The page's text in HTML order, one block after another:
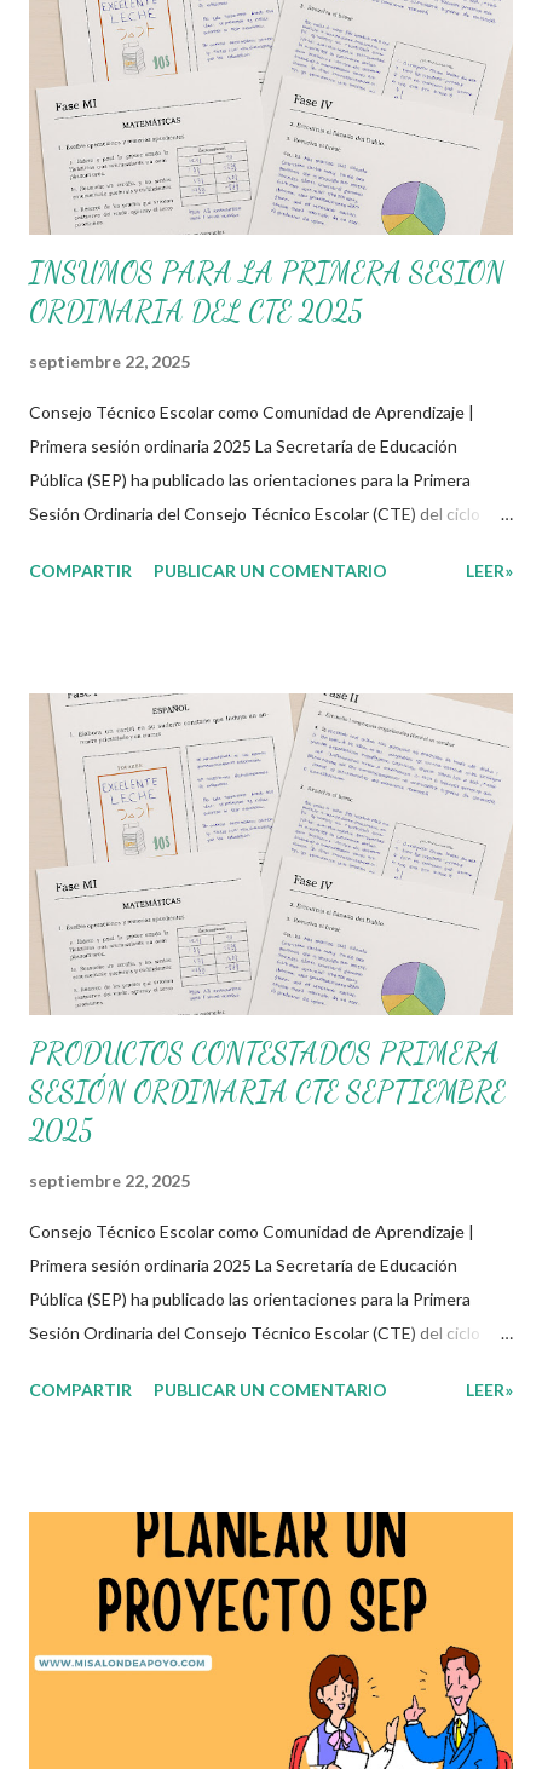
INSUMOS PARA LA PRIMERA SESION
ORDINARIA DEL CTE 2025
septiembre 22, 2025
Consejo Técnico Escolar como Comunidad de Aprendizaje |
Primera sesión ordinaria 2025 La Secretaría de Educación
Pública (SEP) ha publicado las orientaciones para la Primera
Sesión Ordinaria del Consejo Técnico Escolar (CTE) del ciclo
Comunidades de Aprendizaje activas, colaborativas y
Continua desde sus propios contextos escolares. 🎓 Principales
objetivos de esta sesión del CTE Analizar las características de
las Comunidades de Aprendizaje para identificar los rasgos
presentes en el colectivo escolar. Definir objetivos, metas y
acciones del Programa de Mejora Continua de la escuela.
Construir el itinerario del Consejo Técnico Escolar para el ciclo
2025-2026, con base en las necesidades reales de cada plantel.
✅ Material de tra...
COMPARTIR PUBLICAR UN COMENTARIO LEER»
PRODUCTOS CONTESTADOS PRIMERA
SESIÓN ORDINARIA CTE SEPTIEMBRE
2025
septiembre 22, 2025
Consejo Técnico Escolar como Comunidad de Aprendizaje |
Primera sesión ordinaria 2025 La Secretaría de Educación
Pública (SEP) ha publicado las orientaciones para la Primera
Sesión Ordinaria del Consejo Técnico Escolar (CTE) del ciclo
Comunidades de Aprendizaje activas, colaborativas y
Continua desde sus propios contextos escolares. 🎓 Principales
las Comunidades de Aprendizaje para identificar los rasgos
presentes en el colectivo escolar. Definir objetivos, metas y
acciones del Programa de Mejora Continua de la escuela.
Construir el itinerario del Consejo Técnico Escolar para el ciclo
2025-2026, con base en las necesidades reales de cada plantel.
COMPARTIR PUBLICAR UN COMENTARIO LEER»